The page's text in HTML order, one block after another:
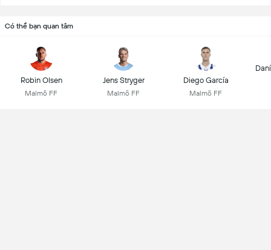
Có thể bạn quan tâm
Robin Olsen
Malmö FF
Jens Stryger
Malmö FF
Diego García
Malmö FF